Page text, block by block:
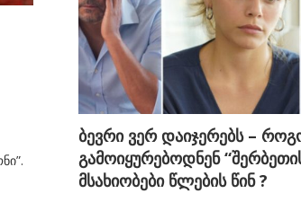
ბევრი ვერ დაიჯერებს –
გამოიყურებოდნენ
მსახიობები წლების წინ ?